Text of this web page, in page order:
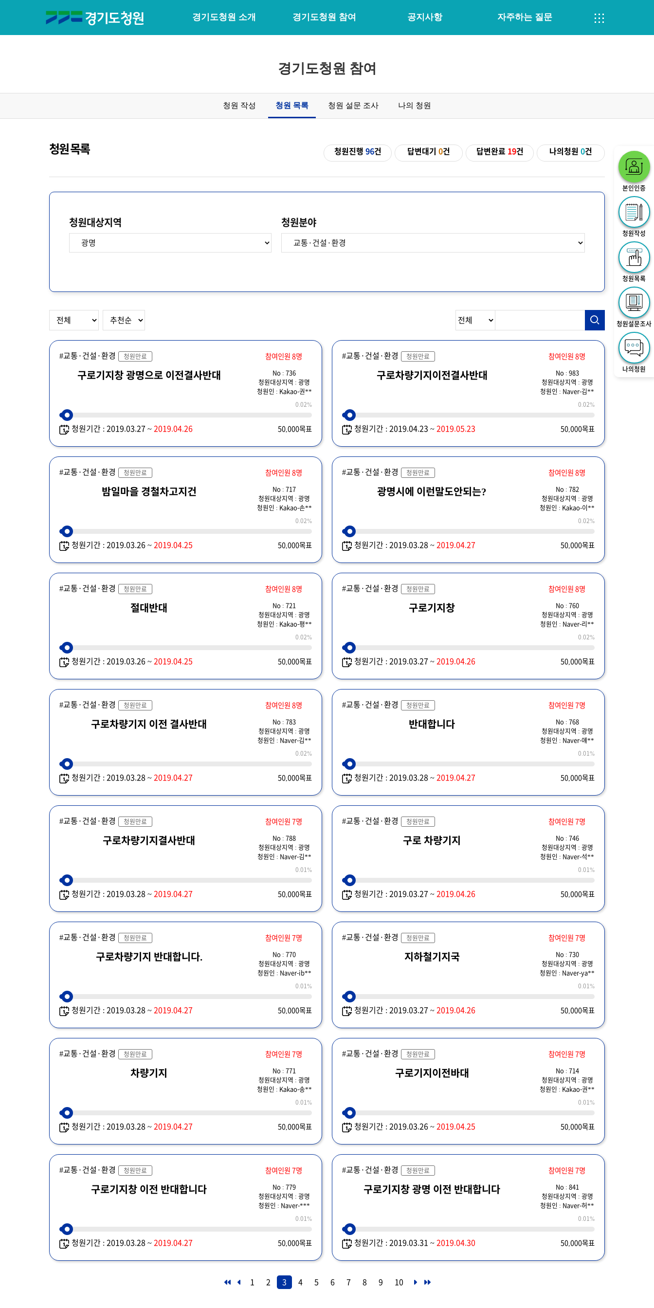
경기도청원 소개 경기도청원 참여 공지사항 자주하는 질문
본인인증
청원작성
청원목록
청원설문조사
나의청원
경기도청원 참여
청원 작성 청원 목록 청원 설문 조사 나의 청원
청원 목록 청원진행 96건 답변대기0건 답변완료 19건 나의청원0건
청원대상지역 청원분야
#교통·건설·환경 청원만료 참여인원 8명
구로기지창 광명으로 이전결사반대
No : 736
청원대상지역 : 광명
청원인 : Kakao-권**
0.02%
청원기간 : 2019.03.27 ~ 2019.04.26 50,000목표
#교통·건설·환경 청원만료 참여인원 8명
구로차량기지이전결사반대
No : 983
청원대상지역 : 광명
청원인 : Naver-김**
0.02%
청원기간 : 2019.04.23 ~ 2019.05.23 50,000목표
#교통·건설·환경 청원만료 참여인원 8명
밤일마을 경철차고지건
No : 717
청원대상지역 : 광명
청원인 : Kakao-손**
0.02%
청원기간 : 2019.03.26 ~ 2019.04.25 50,000목표
#교통·건설·환경 청원만료 참여인원 8명
광명시에 이런말도안되는?
No : 782
청원대상지역 : 광명
청원인 : Kakao-이**
0.02%
청원기간 : 2019.03.28 ~ 2019.04.27 50,000목표
#교통·건설·환경 청원만료 참여인원 8명
절대반대
No : 721
청원대상지역 : 광명
청원인 : Kakao-평**
0.02%
청원기간 : 2019.03.26 ~ 2019.04.25 50,000목표
#교통·건설·환경 청원만료 참여인원 8명
구로기지창
No : 760
청원대상지역 : 광명
청원인 : Naver-리**
0.02%
청원기간 : 2019.03.27 ~ 2019.04.26 50,000목표
#교통·건설·환경 청원만료 참여인원 8명
구로차량기지 이전 결사반대
No : 783
청원대상지역 : 광명
청원인 : Naver-김**
0.02%
청원기간 : 2019.03.28 ~ 2019.04.27 50,000목표
#교통·건설·환경 청원만료 참여인원 7명
반대합니다
No : 768
청원대상지역 : 광명
청원인 : Naver-얘**
0.01%
청원기간 : 2019.03.28 ~ 2019.04.27 50,000목표
#교통·건설·환경 청원만료 참여인원 7명
구로차량기지결사반대
No : 788
청원대상지역 : 광명
청원인 : Naver-김**
0.01%
청원기간 : 2019.03.28 ~ 2019.04.27 50,000목표
#교통·건설·환경 청원만료 참여인원 7명
구로 차량기지
No : 746
청원대상지역 : 광명
청원인 : Naver-석**
0.01%
청원기간 : 2019.03.27 ~ 2019.04.26 50,000목표
#교통·건설·환경 청원만료 참여인원 7명
구로차량기지 반대합니다.
No : 770
청원대상지역 : 광명
청원인 : Naver-ib**
0.01%
청원기간 : 2019.03.28 ~ 2019.04.27 50,000목표
#교통·건설·환경 청원만료 참여인원 7명
지하철기지국
No : 730
청원대상지역 : 광명
청원인 : Naver-ya**
0.01%
청원기간 : 2019.03.27 ~ 2019.04.26 50,000목표
#교통·건설·환경 청원만료 참여인원 7명
차량기지
No : 771
청원대상지역 : 광명
청원인 : Kakao-송**
0.01%
청원기간 : 2019.03.28 ~ 2019.04.27 50,000목표
#교통·건설·환경 청원만료 참여인원 7명
구로기지이전바대
No : 714
청원대상지역 : 광명
청원인 : Kakao-권**
0.01%
청원기간 : 2019.03.26 ~ 2019.04.25 50,000목표
#교통·건설·환경 청원만료 참여인원 7명
구로기지창 이전 반대합니다
No : 779
청원대상지역 : 광명
청원인 : Naver-***
0.01%
청원기간 : 2019.03.28 ~ 2019.04.27 50,000목표
#교통·건설·환경 청원만료 참여인원 7명
구로기지창 광명 이전 반대합니다
No : 841
청원대상지역 : 광명
청원인 : Naver-허**
0.01%
청원기간 : 2019.03.31 ~ 2019.04.30 50,000목표
1 2 3 4 5 6 7 8 9 10